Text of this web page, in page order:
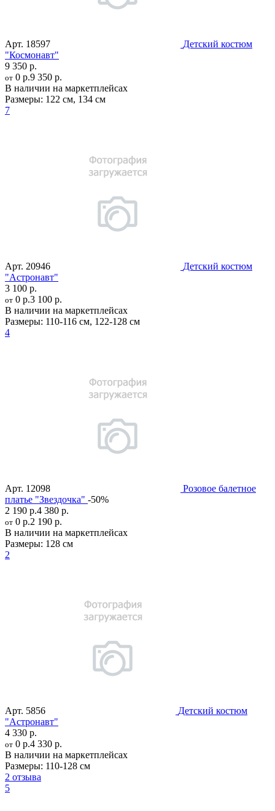
Арт. 18597
Детский костюм
"Космонавт"
9 350 р.
от 0 р.9 350 р.
В наличии на маркетплейсах
Размеры: 122 см, 134 см
7
Арт. 20946
Детский костюм
"Астронавт"
3 100 р.
от 0 р.3 100 р.
В наличии на маркетплейсах
Размеры: 110-116 см, 122-128 см
4
Арт. 12098
Розовое балетное
платье "Звездочка" -50%
2 190 р.4 380 р.
от 0 р.2 190 р.
В наличии на маркетплейсах
Размеры: 128 см
2
Арт. 5856
Детский костюм
"Астронавт"
4 330 р.
от 0 р.4 330 р.
В наличии на маркетплейсах
Размеры: 110-128 см
2 отзыва
5